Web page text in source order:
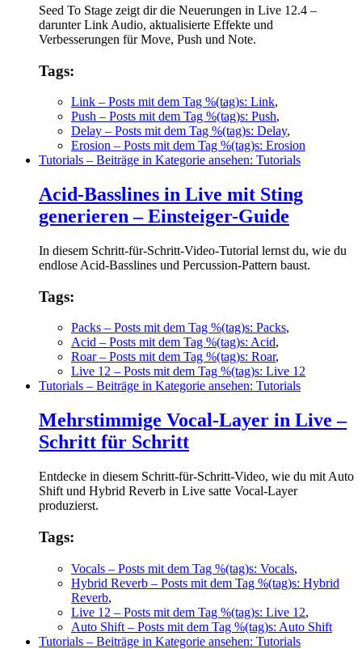
Seed To Stage zeigt dir die Neuerungen in Live 12.4 –
darunter Link Audio, aktualisierte Effekte und
Verbesserungen für Move, Push und Note.
Tags:
Link – Posts mit dem Tag %(tag)s: Link,
Push – Posts mit dem Tag %(tag)s: Push,
Delay – Posts mit dem Tag %(tag)s: Delay,
Erosion – Posts mit dem Tag %(tag)s: Erosion
Tutorials – Beiträge in Kategorie ansehen: Tutorials
Acid-Basslines in Live mit Sting
generieren – Einsteiger-Guide
In diesem Schritt-für-Schritt-Video-Tutorial lernst du, wie du
endlose Acid-Basslines und Percussion-Pattern baust.
Tags:
Packs – Posts mit dem Tag %(tag)s: Packs,
Acid – Posts mit dem Tag %(tag)s: Acid,
Roar– Posts mit dem Tag %(tag)s: Roar,
Live 12 – Posts mit dem Tag %(tag)s: Live 12
Tutorials – Beiträge in Kategorie ansehen: Tutorials
Mehrstimmige Vocal-Layer in Live –
Schritt für Schritt
Entdecke in diesem Schritt-für-Schritt-Video, wie du mit Auto
Shift und Hybrid Reverb in Live satte Vocal-Layer
produzierst.
Tags:
Vocals – Posts mit dem Tag %(tag)s: Vocals,
Hybrid Reverb – Posts mit dem Tag %(tag)s: Hybrid
Reverb,
Live 12 – Posts mit dem Tag %(tag)s: Live 12,
Auto Shift – Posts mit dem Tag %(tag)s: Auto Shift
Tutorials – Beiträge in Kategorie ansehen: Tutorials